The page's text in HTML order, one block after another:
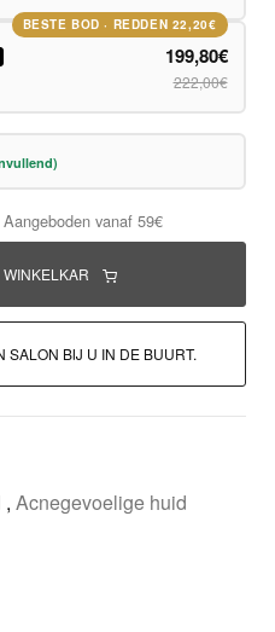
BESTE BOD · REDDEN 22,20€
199,80€
222,00€
vanaf 59€
SALON BIJ U IN DE BUURT.
, Acnegevoelige huid